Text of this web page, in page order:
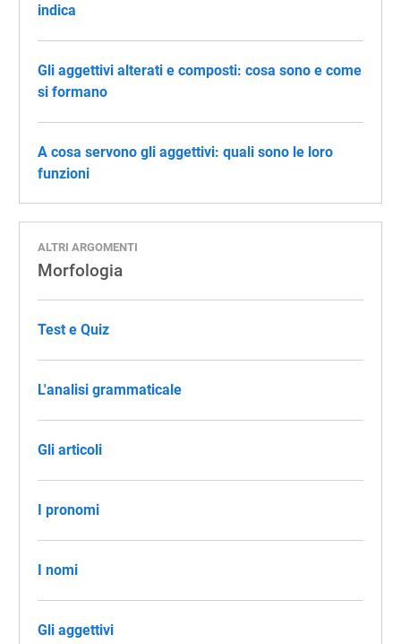
indica
Gli aggettivi alterati e composti: cosa sono e come
si formano
A cosa servono gli aggettivi: quali sono le loro
funzioni
ALTRI ARGOMENTI
Morfologia
Test e Quiz
L'analisi grammaticale
Gli articoli
I pronomi
I nomi
Gli aggettivi